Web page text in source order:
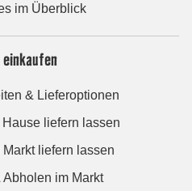
im Überblick
& Lieferoptionen
liefern lassen
liefern lassen
Abholen im Markt